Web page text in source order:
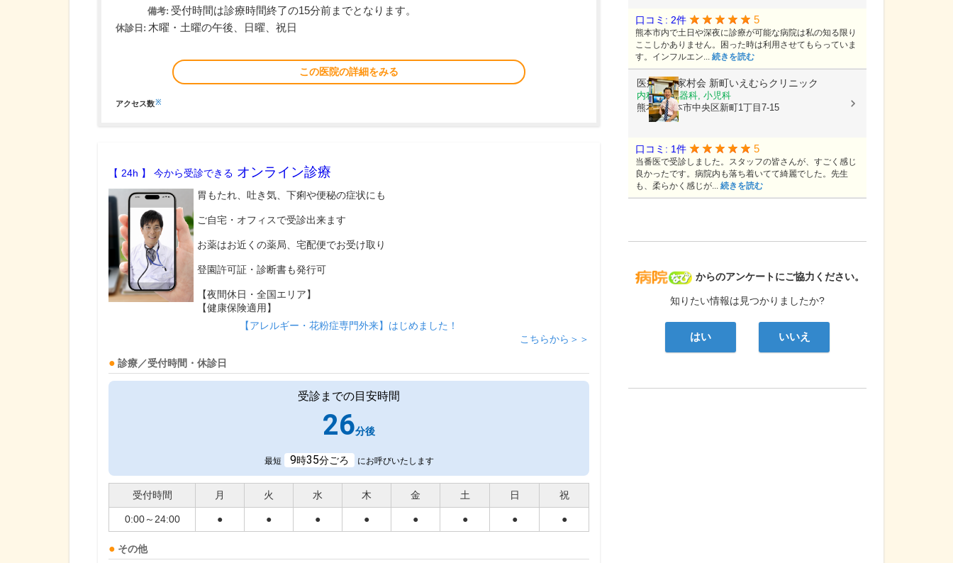
備考: 受付時間は診療時間終了の15分前までとなります。
休診日: 木曜・土曜の午後、日曜、祝日
この医院の詳細をみる
アクセス数※
【 24h 】 今から受診できる オンライン診療
胃もたれ、吐き気、下痢や便秘の症状にも
ご自宅・オフィスで受診出来ます
お薬はお近くの薬局、宅配便でお受け取り
登園許可証・診断書も発行可
【夜間休日・全国エリア】
【健康保険適用】
【アレルギー・花粉症専門外来】はじめました！
こちらから＞＞
診療／受付時間・休診日
受診までの目安時間
26分後
最短 9時35分ごろ にお呼びいたします
受付時間 月 火 水 木 金 土 日 祝
0:00～24:00 ● ● ● ● ● ● ● ●
その他
病院なび
からのアンケートにご協力ください。
知りたい情報は見つかりましたか?
はい いいえ
口コミ: 2件 5
熊本市内で土日や深夜に診療が可能な病院は私の知る限り
ここしかありません。困った時は利用させてもらっていま
す。インフルエン... 続きを読む
医療法人家村会 新町いえむらクリニック
内科, 消化器科, 小児科
熊本県熊本市中央区新町1丁目7-15
口コミ: 1件 5
当番医で受診しました。スタッフの皆さんが、すごく感じ
良かったです。病院内も落ち着いてて綺麗でした。先生
も、柔らかく感じが... 続きを読む